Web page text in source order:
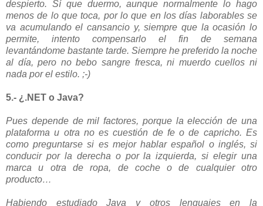
despierto. Sí que duermo, aunque normalmente lo hago
menos de lo que toca, por lo que en los días laborables se
va acumulando el cansancio y, siempre que la ocasión lo
permite, intento compensarlo el fin de semana
levantándome bastante tarde. Siempre he preferido la noche
al día, pero no bebo sangre fresca, ni muerdo cuellos ni
nada por el estilo. ;-)
5.- ¿.NET o Java?
Pues depende de mil factores, porque la elección de una
plataforma u otra no es cuestión de fe o de capricho. Es
como preguntarse si es mejor hablar español o inglés, si
conducir por la derecha o por la izquierda, si elegir una
marca u otra de ropa, de coche o de cualquier otro
producto…
Habiendo estudiado Java y otros lenguajes en la